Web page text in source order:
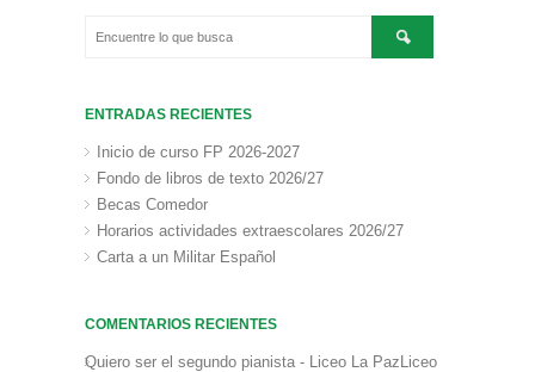
ENTRADAS RECIENTES
Inicio de curso FP 2026-2027
Fondo de libros de texto 2026/27
Becas Comedor
Horarios actividades extraescolares 2026/27
Carta a un Militar Español
COMENTARIOS RECIENTES
Quiero ser el segundo pianista - Liceo La PazLiceo